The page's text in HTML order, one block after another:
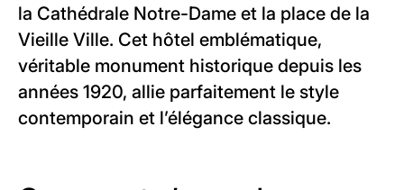
la Cathédrale Notre-Dame et la place de la
Vieille Ville. Cet hôtel emblématique,
véritable monument historique depuis les
années 1920, allie parfaitement le style
contemporain et l’élégance classique.